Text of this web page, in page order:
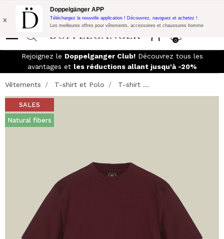
Promo Flash: 10% de réduction supplémentaire sur 300€ d'achat
avec le code:
0
x
Doppelgänger APP
Téléchargez la nouvelle application ! Découvrez, naviguez et achetez !
Les meilleures offres pour vêtements, accessoires et chaussures homme
Rejoignez le Doppelganger Club!Découvrez tous les
avantages et les réductions allant jusqu'à -20%
Vêtements T-shirt et Polo T-shirt ...
SALES
Natural fibers